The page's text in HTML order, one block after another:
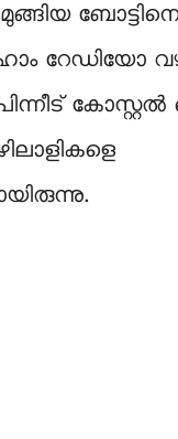
ബോട്ടിനെ
റേഡിയോ